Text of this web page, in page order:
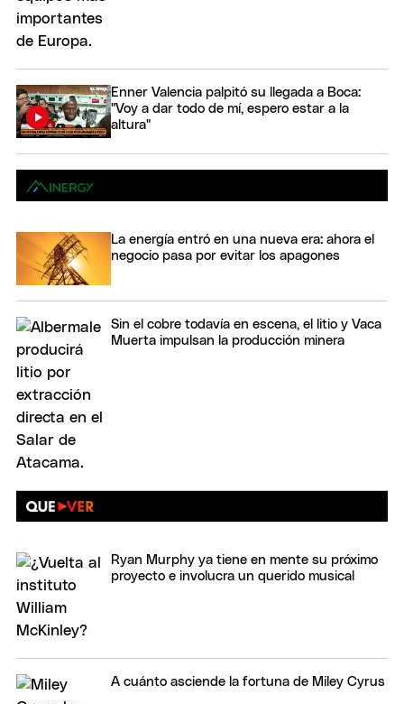
Enner Valencia palpitó su llegada a Boca:
"Voy a dar todo de mí, espero estar a la
altura"
La energía entró en una nueva era: ahora el
negocio pasa por evitar los apagones
Sin el cobre todavía en escena, el litio y Vaca
Muerta impulsan la producción minera
Ryan Murphy ya tiene en mente su próximo
proyecto e involucra un querido musical
A cuánto asciende la fortuna de Miley Cyrus